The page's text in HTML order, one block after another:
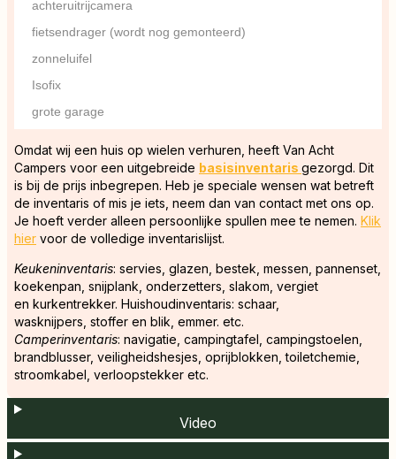
achteruitrijcamera
fietsendrager (wordt nog gemonteerd)
zonneluifel
Isofix
grote garage
Omdat wij een huis op wielen verhuren, heeft Van Acht
Campers voor een uitgebreide basisinventaris gezorgd. Dit
is bij de prijs inbegrepen. Heb je speciale wensen wat betreft
de inventaris of mis je iets, neem dan van contact met ons op.
Je hoeft verder alleen persoonlijke spullen mee te nemen. Klik
hier voor de volledige inventarislijst.
Keukeninventaris: servies, glazen, bestek, messen, pannenset,
koekenpan, snijplank, onderzetters, slakom, vergiet
en kurkentrekker. Huishoudinventaris: schaar,
wasknijpers, stoffer en blik, emmer. etc.
Camperinventaris: navigatie, campingtafel, campingstoelen,
brandblusser, veiligheidshesjes, oprijblokken, toiletchemie,
stroomkabel, verloopstekker etc.
Video